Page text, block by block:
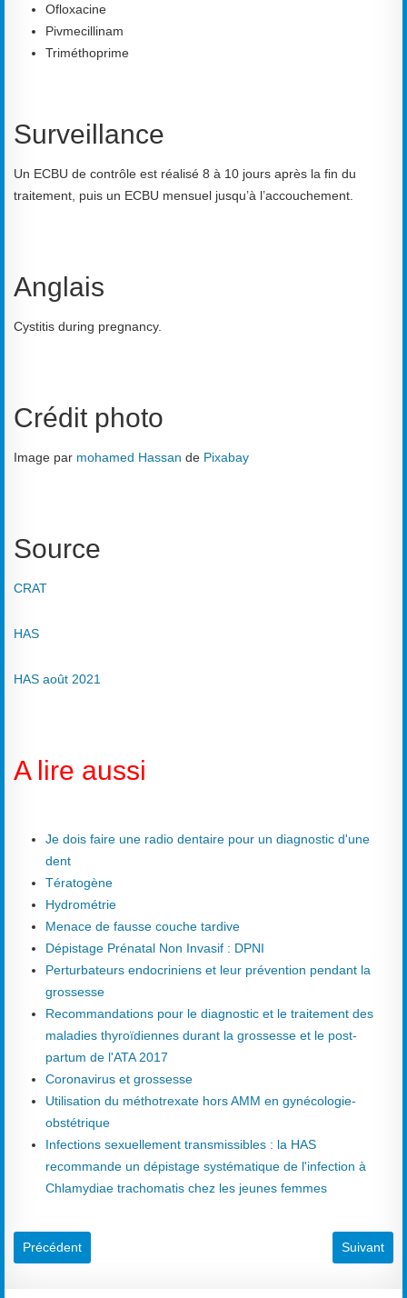
Ofloxacine
Pivmecillinam
Triméthoprime
Surveillance
Un ECBU de contrôle est réalisé 8 à 10 jours après la fin du
traitement, puis un ECBU mensuel jusqu’à l’accouchement.
Anglais
Cystitis during pregnancy.
Crédit photo
Image par mohamed Hassan de Pixabay
Source
CRAT
HAS
HAS août 2021
A lire aussi
Je dois faire une radio dentaire pour un diagnostic d'une
dent
Tératogène
Hydrométrie
Menace de fausse couche tardive
Dépistage Prénatal Non Invasif : DPNI
Perturbateurs endocriniens et leur prévention pendant la
grossesse
Recommandations pour le diagnostic et le traitement des
maladies thyroïdiennes durant la grossesse et le post-
partum de l'ATA 2017
Coronavirus et grossesse
Utilisation du méthotrexate hors AMM en gynécologie-
obstétrique
Infections sexuellement transmissibles : la HAS
recommande un dépistage systématique de l'infection à
Chlamydiae trachomatis chez les jeunes femmes
Article précédent : Coronavirus et grossesse
Précédent Article
Suivant